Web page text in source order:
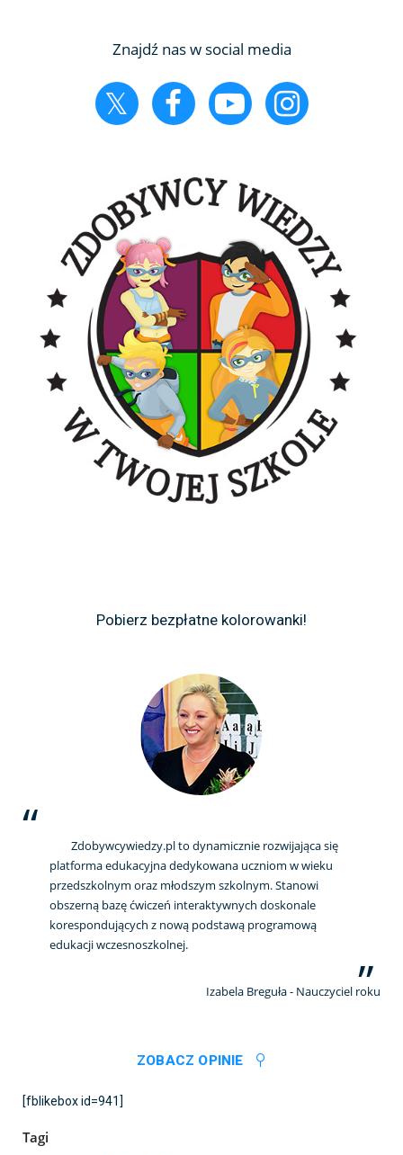
Znajdź nas w social media
Pobierz bezpłatne kolorowanki!
Zdobywcywiedzy.pl to dynamicznie rozwijająca się
platforma edukacyjna dedykowana uczniom w wieku
przedszkolnym oraz młodszym szkolnym. Stanowi
obszerną bazę ćwiczeń interaktywnych doskonale
korespondujących z nową podstawą programową
edukacji wczesnoszkolnej.
Izabela Breguła - Nauczyciel roku
ZOBACZ OPINIE
[fblikebox id=941]
Tagi